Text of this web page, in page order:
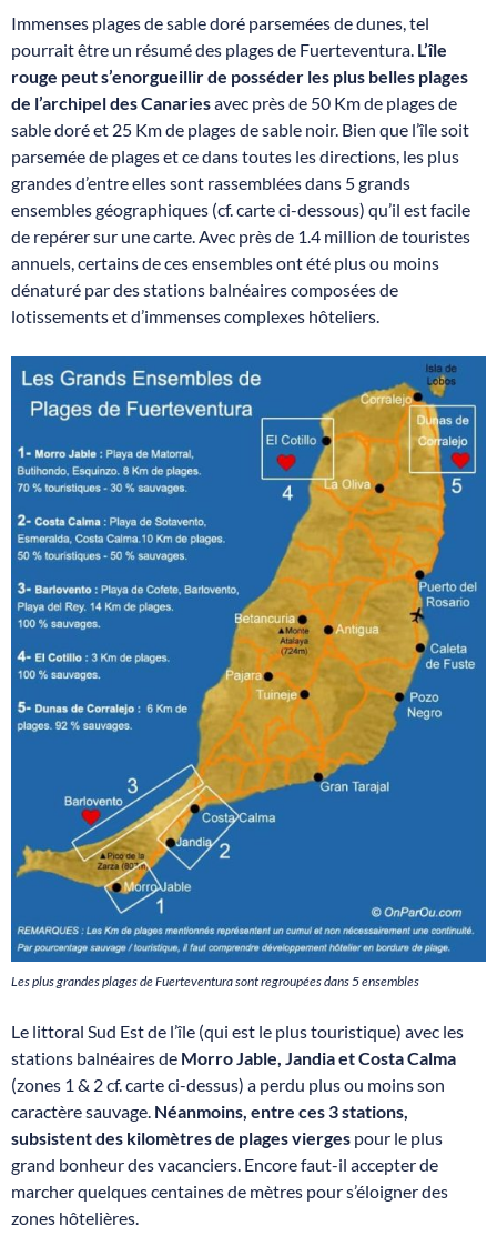
Immenses plages de sable doré parsemées de dunes, tel
pourrait être un résumé des plages de Fuerteventura. L’île
rouge peut s’enorgueillir de posséder les plus belles plages
de l’archipel des Canariesavec près de 50 Km de plages de
sable doré et 25 Km de plages de sable noir. Bien que l’île soit
parsemée de plages et ce dans toutes les directions, les plus
grandes d’entre elles sont rassemblées dans 5 grands
ensembles géographiques (cf. carte ci-dessous) qu’il est facile
de repérer sur une carte. Avec près de 1.4 million de touristes
annuels, certains de ces ensembles ont été plus ou moins
dénaturé par des stations balnéaires composées de
lotissements et d’immenses complexes hôteliers.
Les plus grandes plages de Fuerteventura sont regroupées dans 5 ensembles
Le littoral Sud Est de l’île (qui est le plus touristique) avec les
stations balnéaires de Morro Jable, Jandia et Costa Calma
(zones 1 & 2 cf. carte ci-dessus) a perdu plus ou moins son
caractère sauvage. Néanmoins, entre ces 3 stations,
subsistent des kilomètres de plages vierges pour le plus
grand bonheur des vacanciers. Encore faut-il accepter de
marcher quelques centaines de mètres pour s’éloigner des
zones hôtelières.